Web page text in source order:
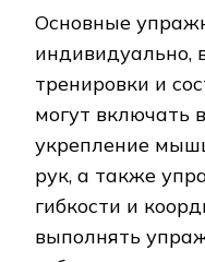
Основные
индивидуально,
тренировки и
могут включать
укрепление
рук, а также
гибкости и
выполнять